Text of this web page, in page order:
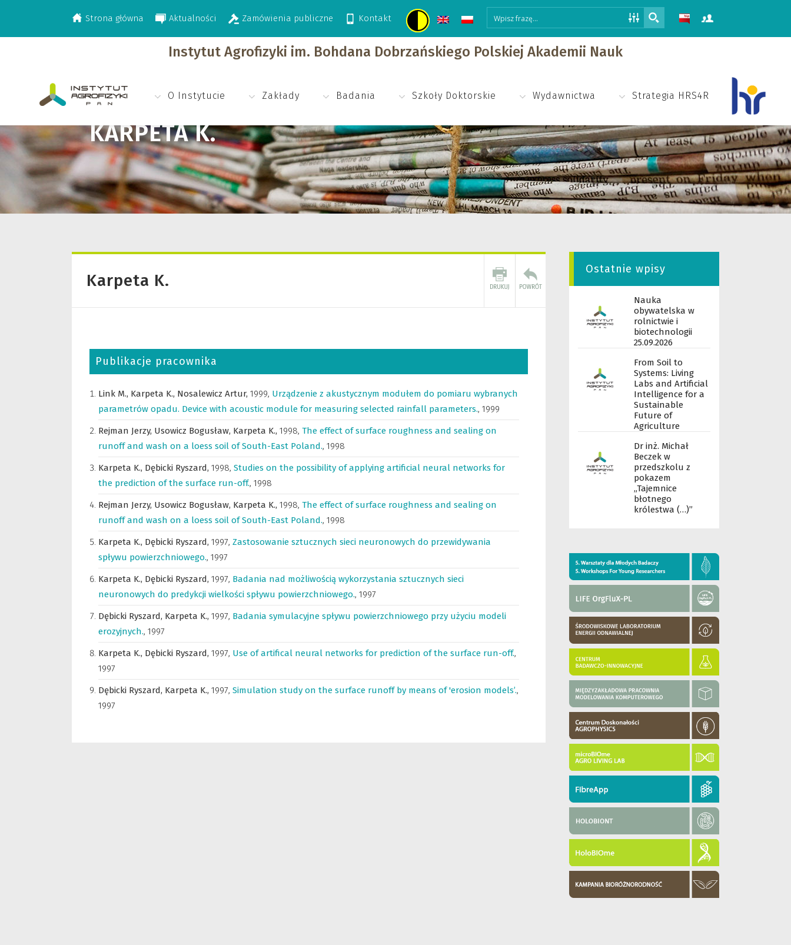
Strona główna Aktualności Zamówienia publiczne Kontakt
Instytut Agrofizyki im. Bohdana Dobrzańskiego Polskiej Akademii Nauk
O Instytucie Zakłady Badania Szkoły Doktorskie Wydawnictwa Strategia HRS4R
KARPETA K.
>Karpeta K.
Karpeta K.
Publikacje pracownika
Link M., Karpeta K., Nosalewicz Artur, 1999, Urządzenie z akustycznym modułem do pomiaru wybranych
parametrów opadu. Device with acoustic module for measuring selected rainfall parameters., 1999
Rejman Jerzy, Usowicz Bogusław, Karpeta K., 1998, The effect of surface roughness and sealing on
runoff and wash on a loess soil of South-East Poland., 1998
Karpeta K., Dębicki Ryszard, 1998, Studies on the possibility of applying artificial neural networks for
the prediction of the surface run-off., 1998
Rejman Jerzy, Usowicz Bogusław, Karpeta K., 1998, The effect of surface roughness and sealing on
runoff and wash on a loess soil of South-East Poland., 1998
Karpeta K., Dębicki Ryszard, 1997, Zastosowanie sztucznych sieci neuronowych do przewidywania
spływu powierzchniowego., 1997
Karpeta K., Dębicki Ryszard, 1997, Badania nad możliwością wykorzystania sztucznych sieci
neuronowych do predykcji wielkości spływu powierzchniowego., 1997
Dębicki Ryszard, Karpeta K., 1997, Badania symulacyjne spływu powierzchniowego przy użyciu modeli
erozyjnych., 1997
Karpeta K., Dębicki Ryszard, 1997, Use of artifical neural networks for prediction of the surface run-off.,
1997
Dębicki Ryszard, Karpeta K., 1997, Simulation study on the surface runoff by means of 'erosion models’.,
1997
Ostatnie wpisy
Nauka
obywatelska w
rolnictwie i
biotechnologii
25.09.2026
From Soil to
Systems: Living
Labs and Artificial
Intelligence for a
Sustainable
Future of
Agriculture
Dr inż. Michał
Beczek w
przedszkolu z
pokazem
„Tajemnice
błotnego
królestwa (…)”